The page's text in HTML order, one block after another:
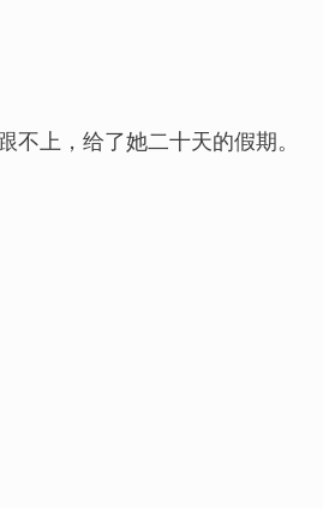
上，给了她二十天的假期。